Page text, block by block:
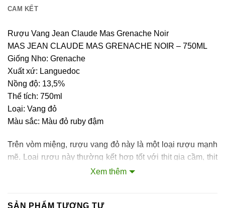
CAM KẾT
Rượu Vang Jean Claude Mas Grenache Noir
MAS JEAN CLAUDE MAS GRENACHE NOIR – 750ML
Giống Nho: Grenache
Xuất xứ: Languedoc
Nồng độ: 13,5%
Thể tích: 750ml
Loại: Vang đỏ
Màu sắc: Màu đỏ ruby đậm
Trên vòm miệng, rượu vang đỏ này là một loại rượu mạnh
mẽ. Loại rượu này thường kết hợp tốt với thịt gia cầm, thịt
Xem thêm
SẢN PHẨM TƯƠNG TỰ